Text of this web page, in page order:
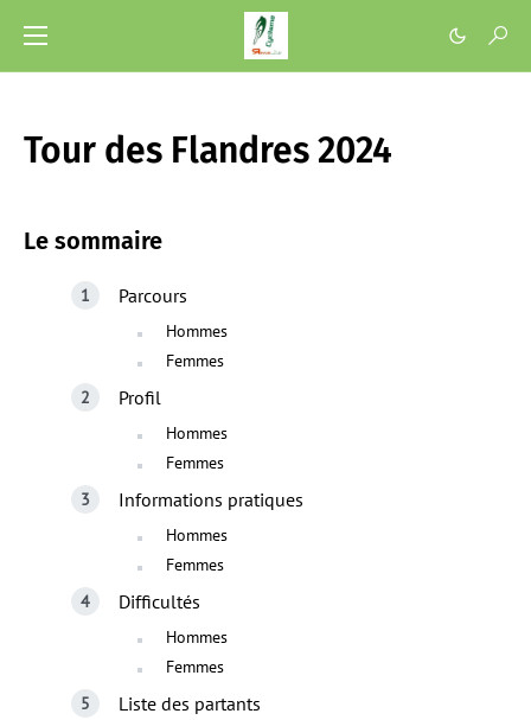
Tour des Flandres 2024
Le sommaire
Parcours
Hommes
Femmes
Profil
Hommes
Femmes
Informations pratiques
Hommes
Femmes
Difficultés
Hommes
Femmes
Liste des partants